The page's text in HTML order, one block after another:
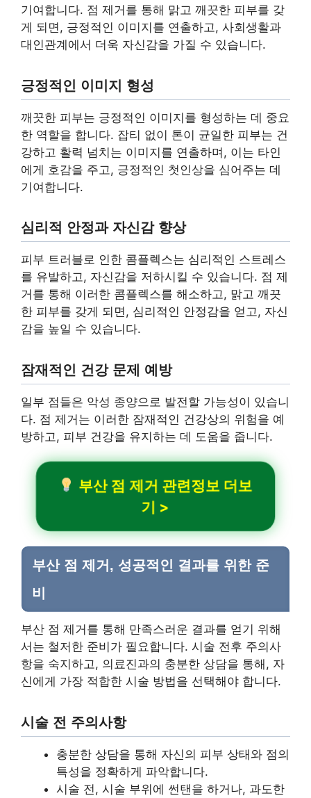
기여합니다. 점 제거를 통해 맑고 깨끗한 피부를 갖
게 되면, 긍정적인 이미지를 연출하고, 사회생활과
대인관계에서 더욱 자신감을 가질 수 있습니다.
긍정적인 이미지 형성
깨끗한 피부는 긍정적인 이미지를 형성하는 데 중요
한 역할을 합니다. 잡티 없이 톤이 균일한 피부는 건
강하고 활력 넘치는 이미지를 연출하며, 이는 타인
에게 호감을 주고, 긍정적인 첫인상을 심어주는 데
기여합니다.
심리적 안정과 자신감 향상
피부 트러블로 인한 콤플렉스는 심리적인 스트레스
를 유발하고, 자신감을 저하시킬 수 있습니다. 점 제
거를 통해 이러한 콤플렉스를 해소하고, 맑고 깨끗
한 피부를 갖게 되면, 심리적인 안정감을 얻고, 자신
감을 높일 수 있습니다.
잠재적인 건강 문제 예방
일부 점들은 악성 종양으로 발전할 가능성이 있습니
다. 점 제거는 이러한 잠재적인 건강상의 위험을 예
방하고, 피부 건강을 유지하는 데 도움을 줍니다.
부산 점 제거 관련정보 더보
기 >
부산 점 제거, 성공적인 결과를 위한 준
비
부산 점 제거를 통해 만족스러운 결과를 얻기 위해
서는 철저한 준비가 필요합니다. 시술 전후 주의사
항을 숙지하고, 의료진과의 충분한 상담을 통해, 자
신에게 가장 적합한 시술 방법을 선택해야 합니다.
시술 전 주의사항
충분한 상담을 통해 자신의 피부 상태와 점의
특성을 정확하게 파악합니다.
시술 전, 시술 부위에 썬탠을 하거나, 과도한